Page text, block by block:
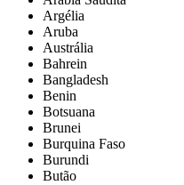
Argélia
Aruba
Austrália
Bahrein
Bangladesh
Benin
Botsuana
Brunei
Burquina Faso
Burundi
Butão